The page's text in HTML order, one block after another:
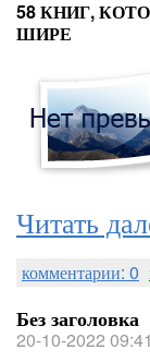
58 КНИГ,
ШИРЕ
Читать
комментарии: 0
Без заголовка
20-10-2022 09:41